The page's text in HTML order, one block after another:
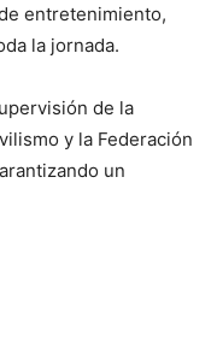
entretenimiento,
la jornada.
de la
y la Federación
un